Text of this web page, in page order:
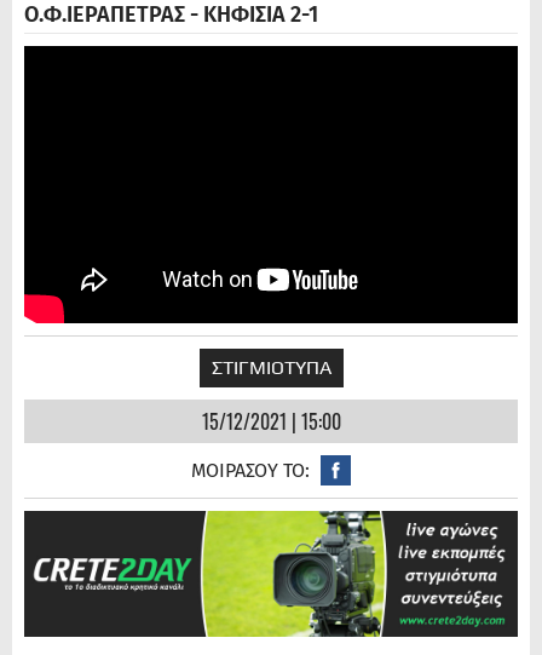
Ο.Φ.ΙΕΡΑΠΕΤΡΑΣ - ΚΗΦΙΣΙΑ 2-1
ΣΤΙΓΜΙΟΤΥΠΑ
15/12/2021 | 15:00
ΜΟΙΡΑΣΟΥ ΤΟ: